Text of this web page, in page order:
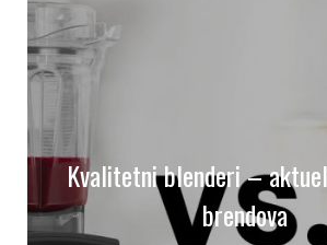
Kvalitetni blenderi –
brendova